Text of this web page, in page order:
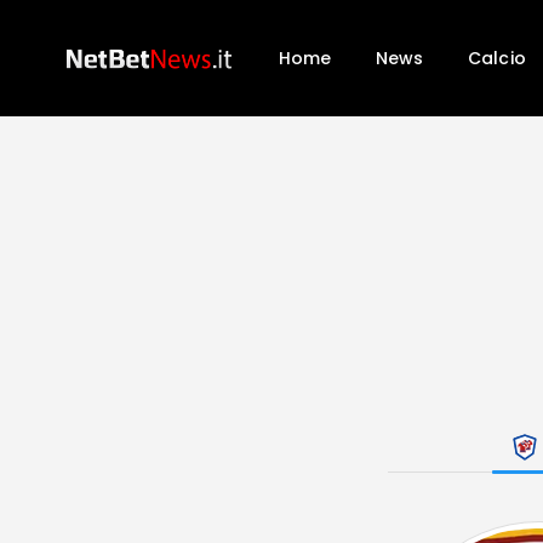
Home News Calcio